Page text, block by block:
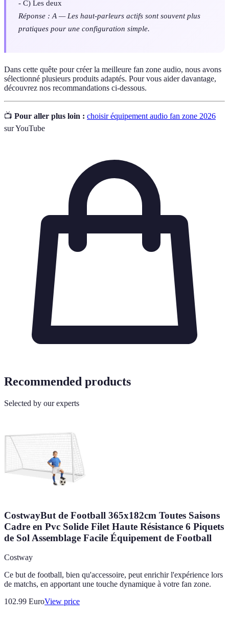
- C) Les deux
Réponse : A — Les haut-parleurs actifs sont souvent plus
pratiques pour une configuration simple.
Dans cette quête pour créer la meilleure fan zone audio, nous avons
sélectionné plusieurs produits adaptés. Pour vous aider davantage,
découvrez nos recommandations ci-dessous.
📺 Pour aller plus loin : choisir équipement audio fan zone 2026
sur YouTube
Recommended products
Selected by our experts
CostwayBut de Football 365x182cm Toutes Saisons
Cadre en Pvc Solide Filet Haute Résistance 6 Piquets
de Sol Assemblage Facile Équipement de Football
Costway
Ce but de football, bien qu'accessoire, peut enrichir l'expérience lors
de matchs, en apportant une touche dynamique à votre fan zone.
102.99 EuroView price